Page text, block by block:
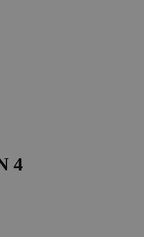
4